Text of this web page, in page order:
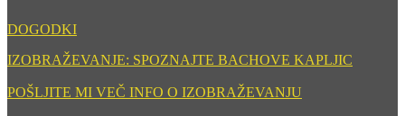
DOGODKI
IZOBRAŽEVANJE: SPOZNAJTE BACHOVE KAPLJIC
POŠLJITE MI VEČ INFO O IZOBRAŽEVANJU